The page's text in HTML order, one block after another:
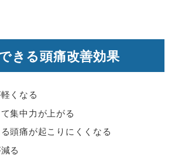
きる頭痛改善効果
くなる
集中力が上がる
頭痛が起こりにくくなる
る